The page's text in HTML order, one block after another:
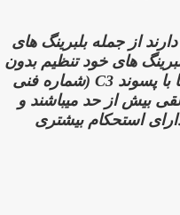
از جمله بلبرینگ های
های خود تنظیم بدون
با پسوند
C3 (شماره فنی
بیش از حد میباشند و
استحکام بیشتری